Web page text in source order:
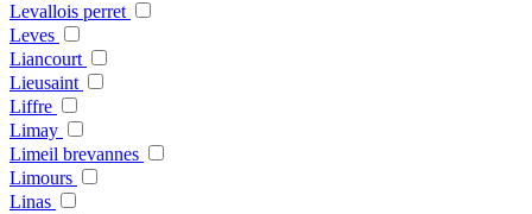
Levallois perret
Leves
Liancourt
Lieusaint
Liffre
Limay
Limeil brevannes
Limours
Linas